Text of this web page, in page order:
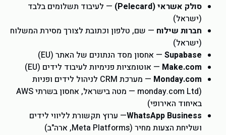
סולק אשראי (Pelecard)
— לעיבוד תשלומים בלבד
(ישראל)
חברות שילוח — שם, טלפון וכתובת לצורך מסירת המשלוח
(ישראל)
Supabase — אחסון מסד הנתונים של האתר (EU)
Make.com — אוטומציות פנימיות לעיבוד לידים (EU)
Monday.com
— מערכת CRM לניהול לידים ופניות
(monday.com Ltd — מטה בישראל, אחסון בשרתי AWS
באיחוד האירופי)
WhatsApp Business— ערוץ תקשורת לליווי לידים
ושליחת הצעות מחיר (Meta Platforms, ארה"ב)